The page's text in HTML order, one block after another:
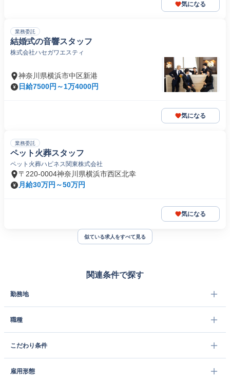
気になる
業務委託
結婚式の音響スタッフ
株式会社ハセガワエスティ
神奈川県横浜市中区新港
日給7500円～1万4000円
気になる
業務委託
ペット火葬スタッフ
ペット火葬ハピネス関東株式会社
〒220-0004神奈川県横浜市西区北幸
月給30万円～50万円
気になる
似ている求人をすべて見る
関連条件で探す
勤務地
職種
こだわり条件
雇用形態